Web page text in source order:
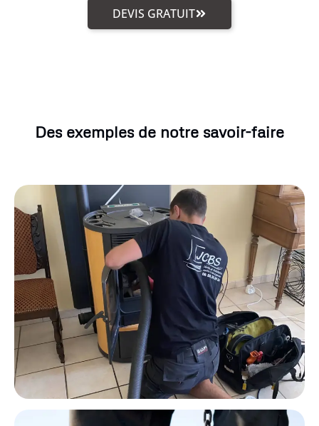
DEVIS GRATUIT
Des exemples de notre savoir-faire